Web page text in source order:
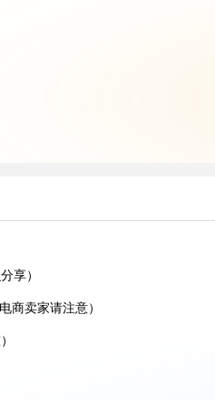
)
）
亚马逊卖家请注意)
享）
商卖家请注意）